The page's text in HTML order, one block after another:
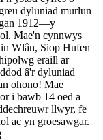
dyluniad murlun
1912—y
Mae'n cynnwys
Wlân, Siop Hufen
eraill ar
â'r dyluniad
ohono! Mae
i bawb 14 oed a
llwyr, fe
ac yn groesawgar.